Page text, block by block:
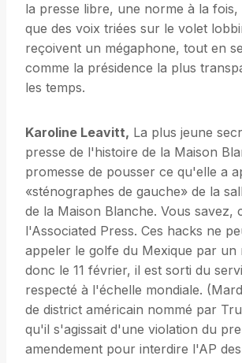
la presse libre, une norme à la fois,
que des voix triées sur le volet
reçoivent un mégaphone, tout en
comme la présidence la plus
les temps.
Karoline Leavitt, La plus jeune
presse de l'histoire de la Maison
promesse de pousser ce qu'elle a
«sténographes de gauche» de la
de la Maison Blanche. Vous savez,
l'Associated Press. Ces hacks ne
appeler le golfe du Mexique par un
donc le 11 février, il est sorti du
respecté à l'échelle mondiale.
de district américain nommé par
qu'il s'agissait d'une violation du
amendement pour interdire l'AP